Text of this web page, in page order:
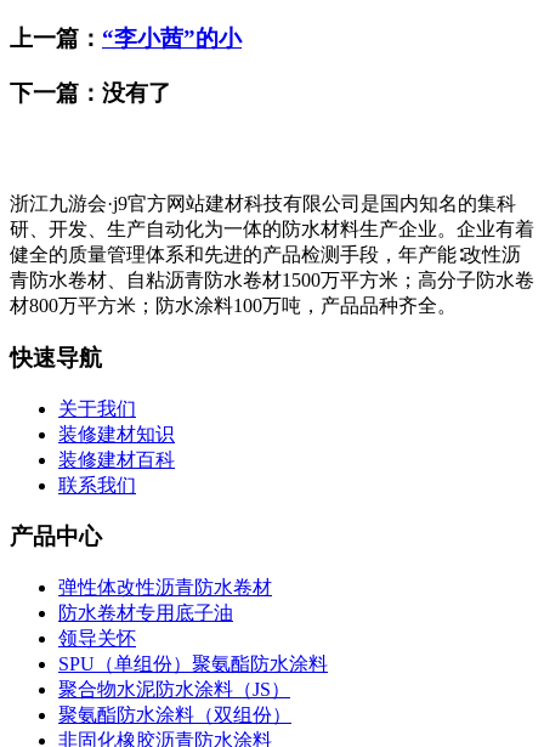
上一篇： “李小茜”的小
下一篇：没有了
浙江九游会·j9官方网站建材科技有限公司是国内知名的集科
研、开发、生产自动化为一体的防水材料生产企业。企业有着
健全的质量管理体系和先进的产品检测手段，年产能∶改性沥
青防水卷材、自粘沥青防水卷材1500万平方米；高分子防水卷
材800万平方米；防水涂料100万吨，产品品种齐全。
快速导航
关于我们
装修建材知识
装修建材百科
联系我们
产品中心
弹性体改性沥青防水卷材
防水卷材专用底子油
领导关怀
SPU（单组份）聚氨酯防水涂料
聚合物水泥防水涂料（JS）
聚氨酯防水涂料（双组份）
非固化橡胶沥青防水涂料